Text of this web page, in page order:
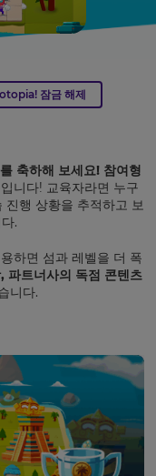
잠금 해제
축하해 보세요! 참여형
니다! 교육자라면 누구
진행 상황을 추적하고 보
.
하면 섬과 레벨을 더 폭
파트너사의 독점 콘텐츠
니다.